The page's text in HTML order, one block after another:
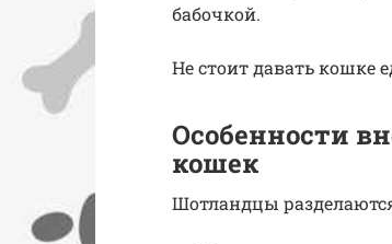
бабочкой.
Не стоит давать кошке
Особенности
кошек
Шотландцы